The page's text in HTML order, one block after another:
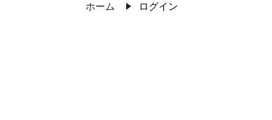
ホーム ログイン